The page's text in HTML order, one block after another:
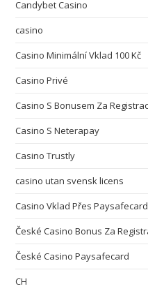
Candybet Casino
casino
Casino Minimální Vklad 100 Kč
Casino Privé
Casino S Bonusem Za
Casino S Neterapay
Casino Trustly
casino utan svensk licens
Casino Vklad Přes Paysafecard
České Casino Bonus Za
České Casino Paysafecard
CH